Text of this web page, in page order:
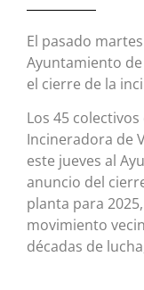
El pasado
Ayuntamiento
el cierre de la
Los 45
Incineradora de
este jueves al
anuncio del
planta para
movimiento
décadas de